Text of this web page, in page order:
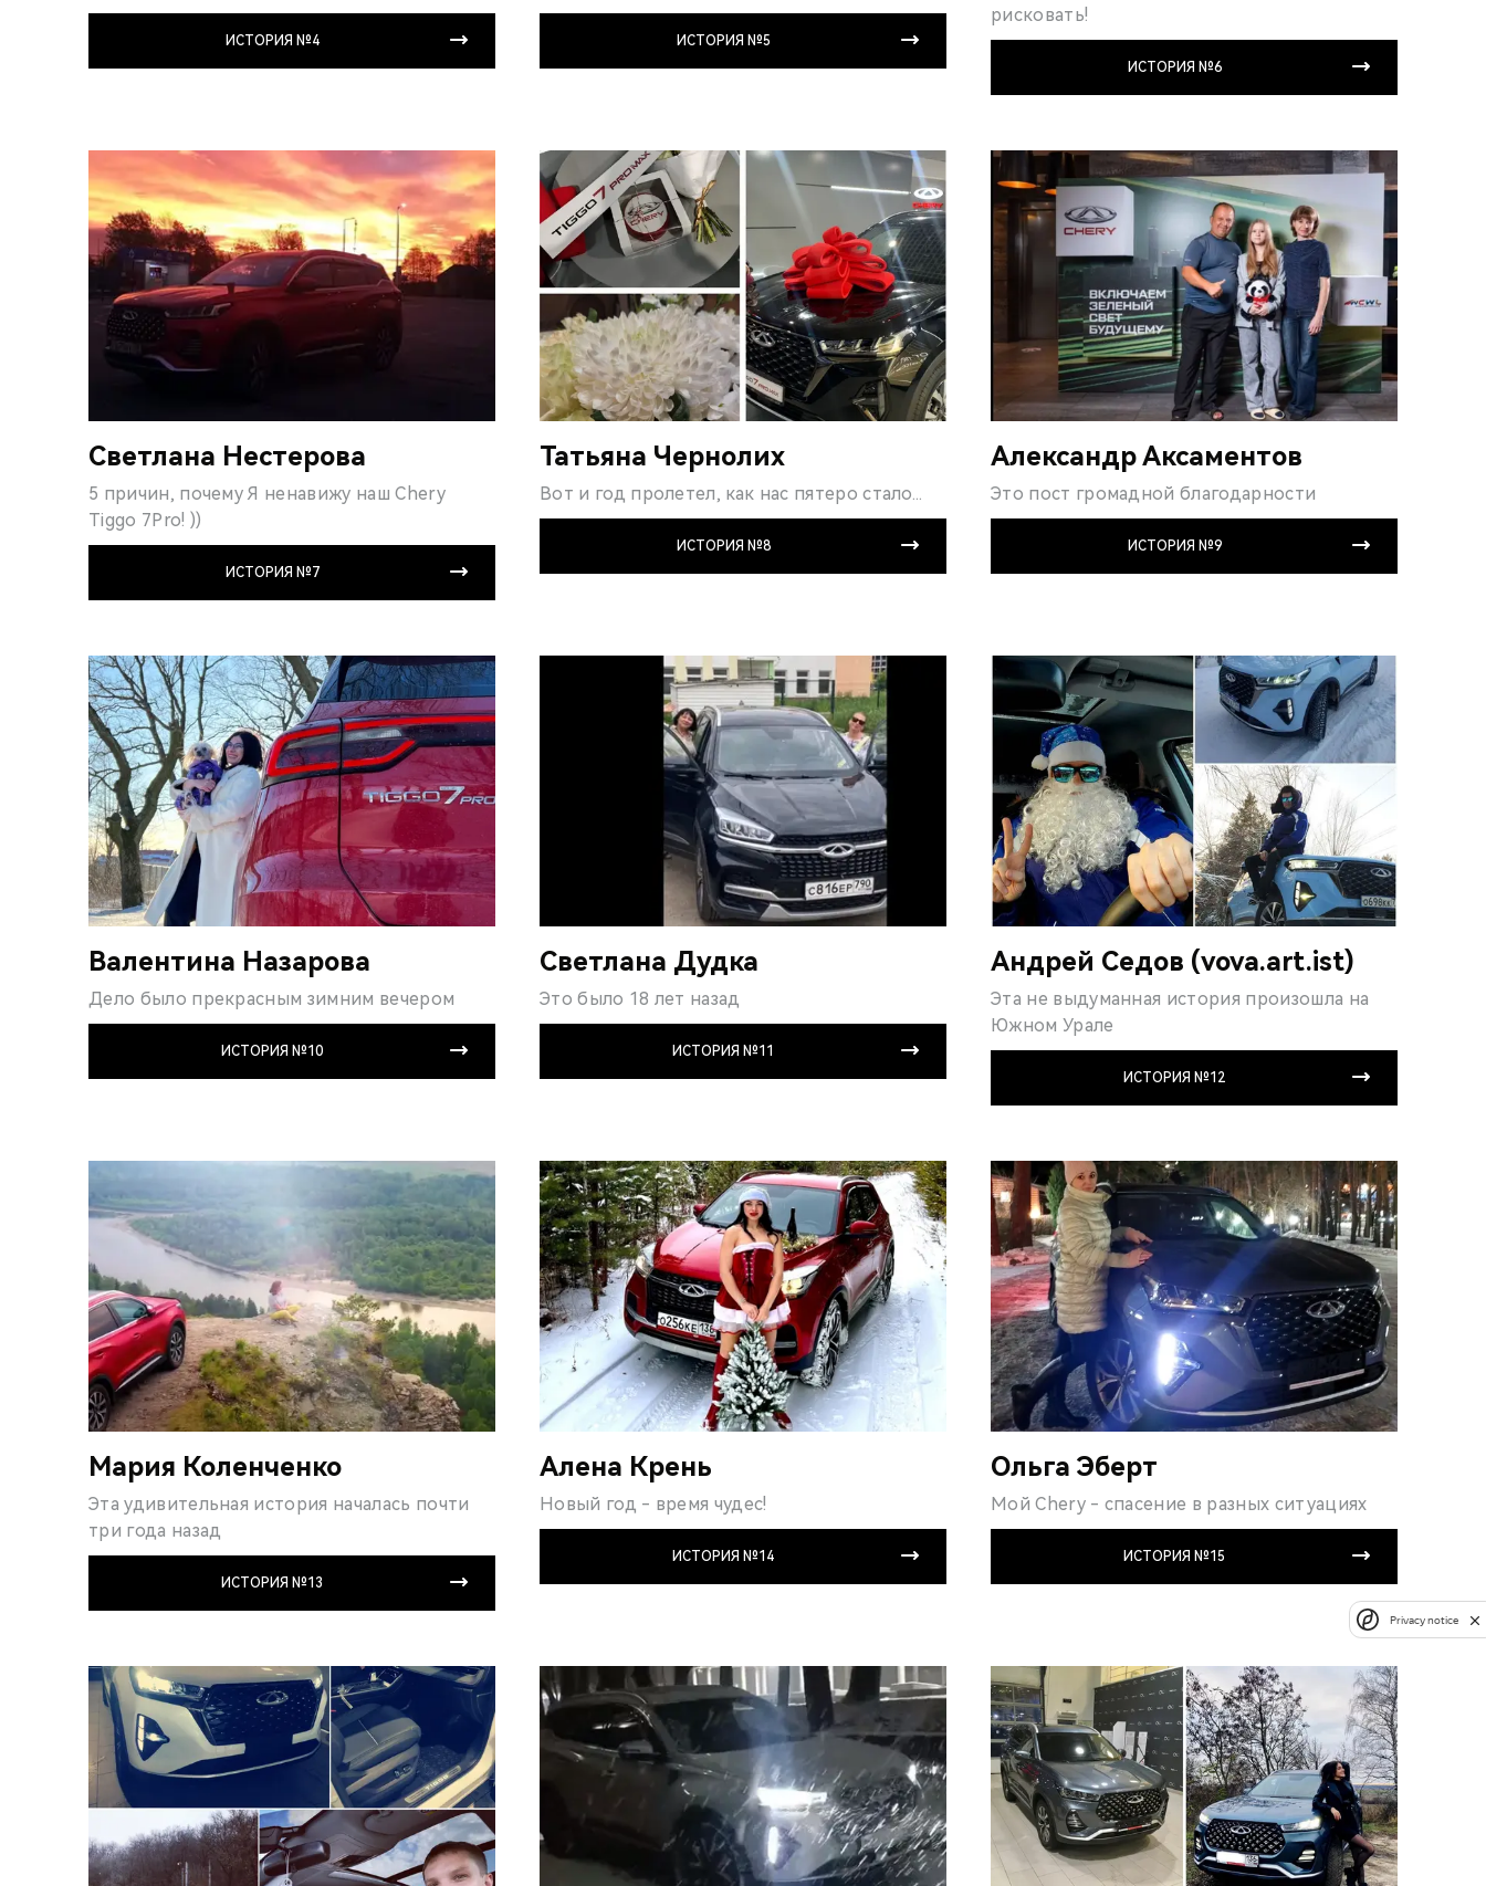
ИСТОРИЯ №4 ИСТОРИЯ №5
рисковать!
ИСТОРИЯ №6
Светлана Нестерова
5 причин, почему Я ненавижу наш Chery
Tiggo 7Pro! ))
ИСТОРИЯ №7
Татьяна Чернолих
Вот и год пролетел, как нас пятеро стало...
ИСТОРИЯ №8
Александр Аксаментов
Это пост громадной благодарности
ИСТОРИЯ №9
Валентина Назарова
Дело было прекрасным зимним вечером
ИСТОРИЯ №10
Светлана Дудка
Это было 18 лет назад
ИСТОРИЯ №11
Андрей Седов (vova.art.ist)
Эта не выдуманная ис­тория произошла на
Южном Урале
ИСТОРИЯ №12
Мария Коленченко
Эта удивительная история началась почти
три года назад
ИСТОРИЯ №13
Алена Крень
Новый год - время чудес!
ИСТОРИЯ №14
Ольга Эберт
Мой Chery - спасение в разных ситуациях
ИСТОРИЯ №15
Privacy notice